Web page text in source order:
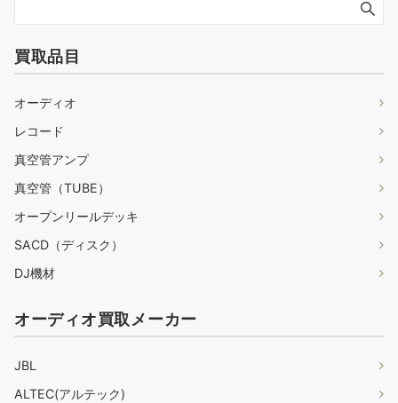
買取品目
オーディオ
レコード
真空管アンプ
真空管（TUBE）
オープンリールデッキ
SACD（ディスク）
DJ機材
オーディオ買取メーカー
JBL
ALTEC(アルテック)